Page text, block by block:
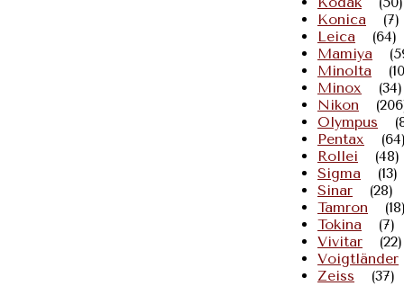
Konica
(7)
Leica
(64)
Mamiya
Minolta
Minox
(34)
Nikon
Olympus
Pentax
Rollei
(48)
Sigma
(13)
Sinar
(28)
Tamron
Tokina
(7)
Vivitar
(22)
Voigtländer
Zeiss
(37)